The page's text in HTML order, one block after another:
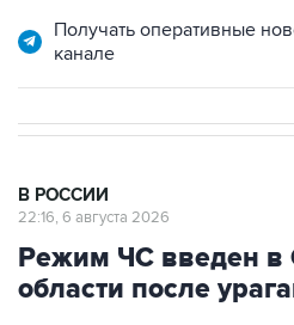
Получать оперативные
канале
В РОССИИ
22:16, 6 августа 2026
Режим ЧС введен в
области после